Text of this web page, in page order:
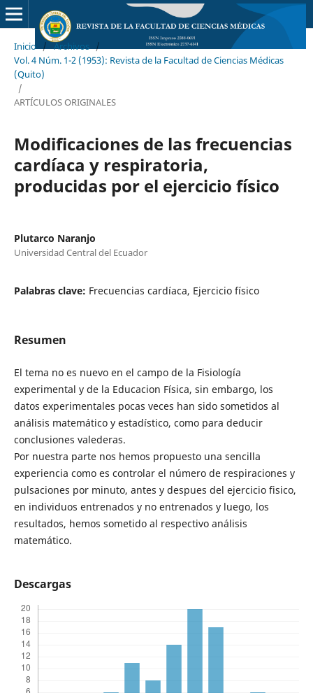
Inicio / Archivos /
Vol. 4 Núm. 1-2 (1953): Revista de la Facultad de Ciencias Médicas
(Quito)
/
ARTÍCULOS ORIGINALES
Modificaciones de las frecuencias
cardíaca y respiratoria,
producidas por el ejercicio físico
Plutarco Naranjo
Universidad Central del Ecuador
Palabras clave: Frecuencias cardíaca, Ejercicio físico
Resumen
El tema no es nuevo en el campo de la Fisiología
experimental y de la Educacion Física, sin embargo, los
datos experimentales pocas veces han sido sometidos al
análisis matemático y estadístico, como para deducir
conclusiones valederas.
Por nuestra parte nos hemos propuesto una sencilla
experiencia como es controlar el número de respiraciones y
pulsaciones por minuto, antes y despues del ejercicio fisico,
en individuos entrenados y no entrenados y luego, los
resultados, hemos sometido al respectivo análisis
matemático.
Descargas